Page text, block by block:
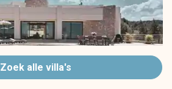
Zoek alle villa's